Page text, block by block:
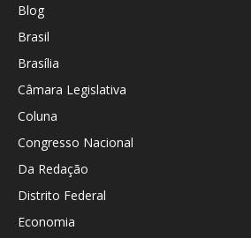
Blog
Brasil
Brasília
Câmara Legislativa
Coluna
Congresso Nacional
Da Redação
Distrito Federal
Economia